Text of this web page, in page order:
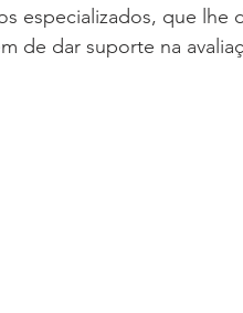
especializados, que lhe
de dar suporte na